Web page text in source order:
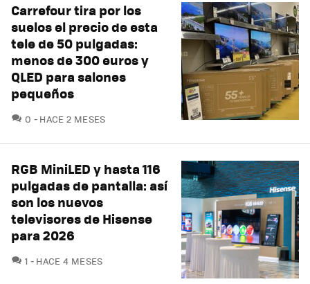
Carrefour tira por los
suelos el precio de esta
tele de 50 pulgadas:
menos de 300 euros y
QLED para salones
pequeños
0 COMENTARIOS
HACE 2 MESES
RGB MiniLED y hasta 116
pulgadas de pantalla: así
son los nuevos
televisores de Hisense
para 2026
1 COMENTARIOS
HACE 4 MESES